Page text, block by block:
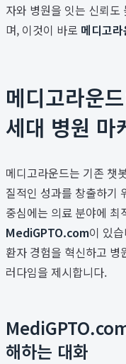
자와 병원을 잇는 신뢰
며, 이것이 바로 메디고
메디고라운
세대 병원 마
메디고라운드는 기존 챗
질적인 성과를 창출하기
중심에는 의료 분야에 최
MediGPTO.com이 있
환자 경험을 혁신하고 병
러다임을 제시합니다.
해하는 대화